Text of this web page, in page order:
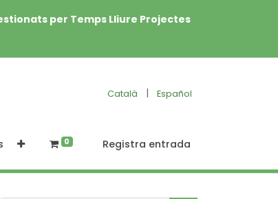
per Temps Lliure Projectes
Català | Español
0 Registra entrada